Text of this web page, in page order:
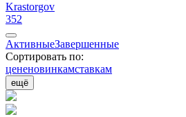
Krastorgov
352
АктивныеЗавершенные
Сортировать по:
цененовинкамставкам
ещё